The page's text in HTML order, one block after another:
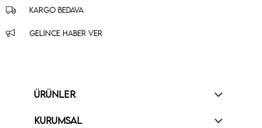
KARGO BEDAVA
GELINCE HABER VER
ÜRÜNLER
KURUMSAL